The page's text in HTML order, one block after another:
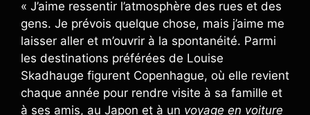
« J’aime ressentir l’atmosphère des rues et des
gens. Je prévois quelque chose, mais j’aime me
laisser aller et m’ouvrir à la spontanéité. Parmi
les destinations préférées de Louise
Skadhauge figurent Copenhague, où elle revient
chaque année pour rendre visite à sa famille et
à ses amis, au Japon et à un voyage en voiture